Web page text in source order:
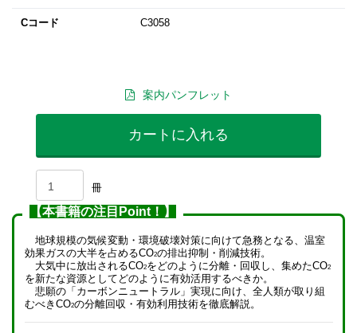
Cコード C3058
案内パンフレット
カートに入れる
冊
【本書籍の注目Point！】
地球規模の気候変動・環境破壊対策に向けて急務となる、温室
効果ガスの大半を占めるCO2の排出抑制・削減技術。
大気中に放出されるCO2をどのように分離・回収し、集めたCO2
を新たな資源としてどのように有効活用するべきか。
悲願の「カーボンニュートラル」実現に向け、全人類が取り組
むべきCO2の分離回収・有効利用技術を徹底解説。